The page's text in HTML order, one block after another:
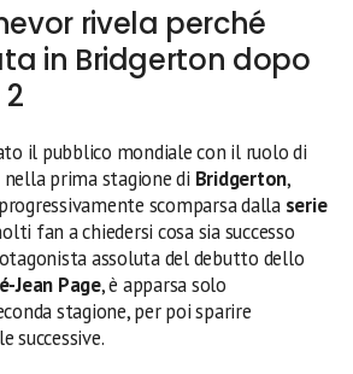
rivela perché
in Bridgerton dopo
il pubblico mondiale con il ruolo di
nella prima stagione di Bridgerton,
scomparsa dalla serie
fan a chiedersi cosa sia successo
assoluta del debutto dello
Jean Page, è apparsa solo
stagione, per poi sparire
successive.